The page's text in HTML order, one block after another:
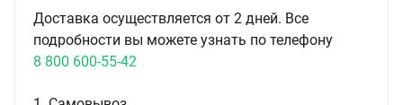
Доставка осуществляется от 2 дней. Все
подробности вы можете узнать по телефону
8 800 600-55-42